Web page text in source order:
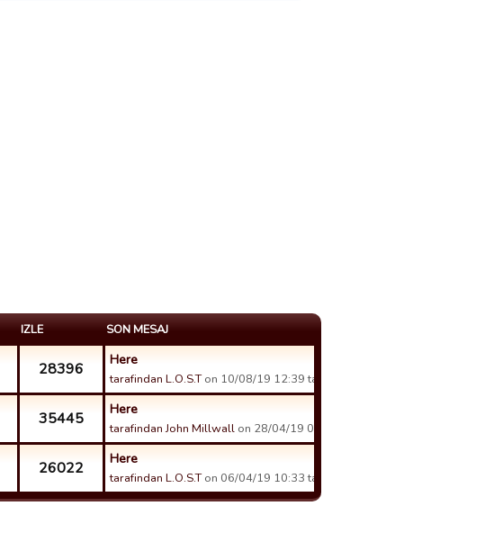
IZLE SON MESAJ
28396 Here
tarafindan L.O.S.Ton 10/08/19 12:39 tarihinde.
35445 Here
tarafindan John Millwall on 28/04/19 04:11 tarihinde.
26022 Here
tarafindan L.O.S.Ton 06/04/19 10:33 tarihinde.